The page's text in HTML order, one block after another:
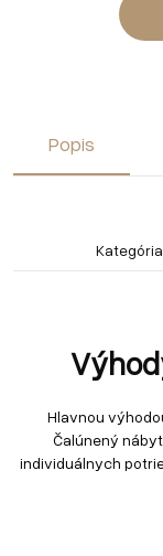
Popis
Kategória
Hlavnou
Čalúnený
individuálnych